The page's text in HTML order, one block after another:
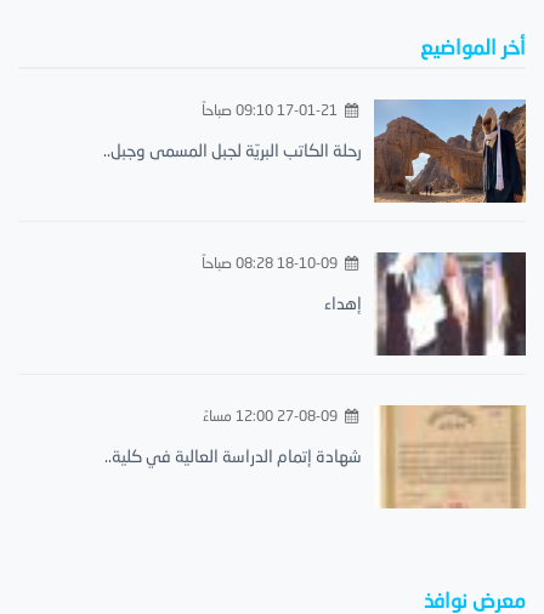
أخر المواضيع
رحلة الكاتب البريّة لجبل المسمى وجبل..
18-10-09 08:28 صباحاً
إهداء
27-08-09 12:00 مساءً
شهادة إتمام الدراسة العالية في كلية..
معرض نوافذ